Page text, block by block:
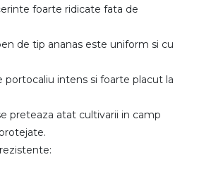
foarte ridicate fata de
de tip ananas este uniform si cu
portocaliu intens si foarte placut la
preteaza atat cultivarii in camp